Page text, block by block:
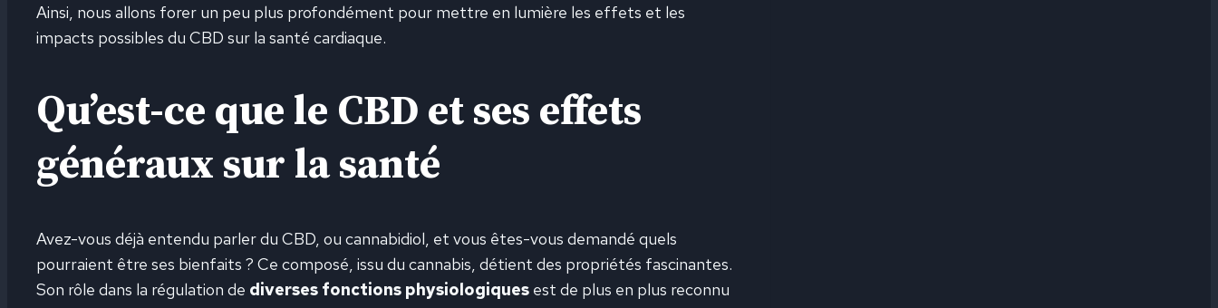
Ainsi, nous allons forer un peu plus profondément pour mettre en lumière les effets et les
impacts possibles du CBD sur la santé cardiaque.
Qu’est-ce que le CBD et ses effets
généraux sur la santé
Avez-vous déjà entendu parler du CBD, ou cannabidiol, et vous êtes-vous demandé quels
pourraient être ses bienfaits ? Ce composé, issu du cannabis, détient des propriétés fascinantes.
Son rôle dans la régulation de diverses fonctions physiologiques est de plus en plus reconnu